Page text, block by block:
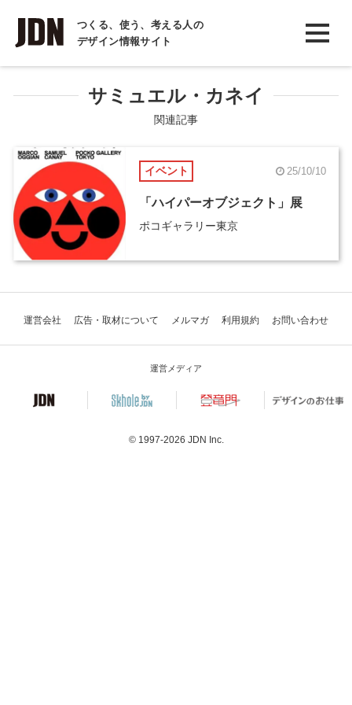
つくる、使う、考える人の
デザイン情報サイト
INTERVIEW
インタビュー
REPORT
COLUMN
サミュエル・カネイ
関連記事
イベント 25/10/10
「ハイパーオブジェクト」展
ポコギャラリー東京
運営会社 広告・取材について メルマガ 利用規約 お問い合わせ
運営メディア
© 1997-2026 JDN Inc.